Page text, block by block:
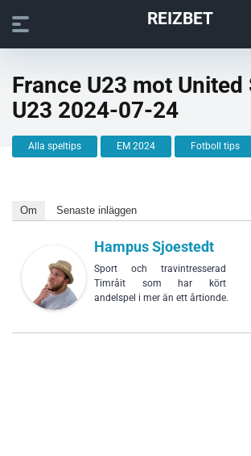
REIZBET
France U23 mot United
U23 2024-07-24
Alla speltips EM 2024 Fotboll tips
Om Senaste inläggen
Hampus Sjoestedt
Sport och travintresserad
Timråit som har kört
andelspel i mer än ett årtionde.